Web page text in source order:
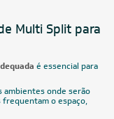
Multi Split para
é essencial para
ambientes onde serão
frequentam o espaço,